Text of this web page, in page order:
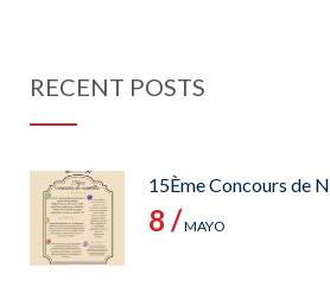
RECENT POSTS
15Ème Concours de
8 /MAYO